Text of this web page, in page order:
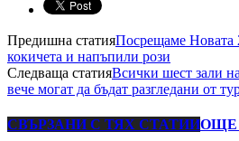
Предишна статияПосрещаме Новата
кокичета и напъпили рози
Следваща статияВсички шест зали
вече могат да бъдат разгледани от
СВЪРЗАНИ С ТЯХ СТАТИИОЩЕ